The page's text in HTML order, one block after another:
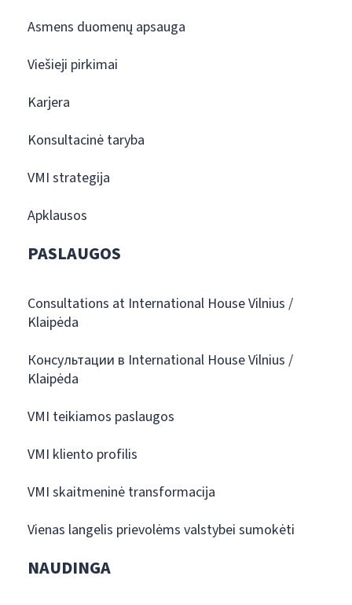
Asmens duomenų apsauga
Viešieji pirkimai
Karjera
Konsultacinė taryba
VMI strategija
Apklausos
PASLAUGOS
Consultations at International House Vilnius /
Klaipėda
Консультации в International House Vilnius /
Klaipėda
VMI teikiamos paslaugos
VMI kliento profilis
VMI skaitmeninė transformacija
Vienas langelis prievolėms valstybei sumokėti
NAUDINGA